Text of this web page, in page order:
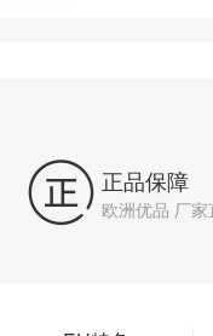
 正品保障
欧洲优品 厂家